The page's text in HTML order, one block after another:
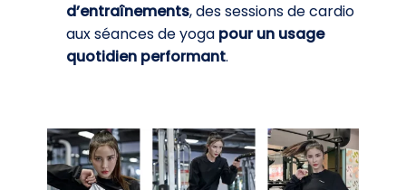
d’entraînements, des sessions de cardio
aux séances de yoga pour un usage
quotidien performant.